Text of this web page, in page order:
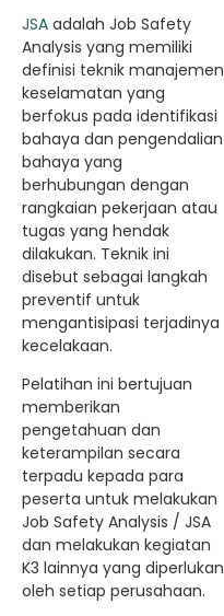
JSA adalah Job Safety
Analysis yang memiliki
definisi teknik manajemen
keselamatan yang
berfokus pada identifikasi
bahaya dan pengendalian
bahaya yang
berhubungan dengan
rangkaian pekerjaan atau
tugas yang hendak
dilakukan. Teknik ini
disebut sebagai langkah
preventif untuk
mengantisipasi terjadinya
kecelakaan.
Pelatihan ini bertujuan
memberikan
pengetahuan dan
keterampilan secara
terpadu kepada para
peserta untuk melakukan
Job Safety Analysis / JSA
dan melakukan kegiatan
K3 lainnya yang diperlukan
oleh setiap perusahaan.